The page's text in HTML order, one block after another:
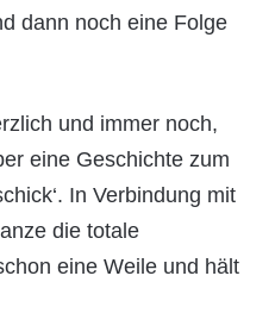
dann noch eine Folge
und immer noch,
eine Geschichte zum
In Verbindung mit
die totale
eine Weile und hält